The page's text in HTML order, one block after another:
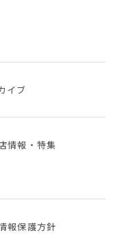
イブ
情報・特集
報保護方針